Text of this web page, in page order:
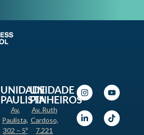
UNIDADE
PAULISTA
Av.
Paulista,
302 – 5º
UNIDADE
PINHEIROS
Av. Ruth
Cardoso,
7.221